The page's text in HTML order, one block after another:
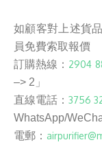
如顧客對上述貨
員免費索取報價
訂購熱線： 2904
–> 2」
直線電話：3756
WhatsApp/
電郵：